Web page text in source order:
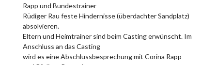
Rapp und Bundestrainer
Rüdiger Rau feste Hindernisse (überdachter Sandplatz)
absolvieren.
Eltern und Heimtrainer sind beim Casting erwünscht. Im
Anschluss an das Casting
wird es eine Abschlussbesprechung mit Corina Rapp